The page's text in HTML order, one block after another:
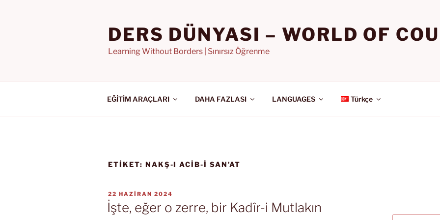
DERS DÜNYASI – WORLD OF
Learning Without Borders | Sınırsız Öğrenme
EĞİTİM ARAÇLARI DAHA FAZLASI LANGUAGES Türkçe
ETIKET: NAKŞ-I ACIB-I SAN’AT
YAYIM
TARIHI
22 HAZIRAN 2024
İşte, eğer o zerre, bir Kadîr-i Mutlakın